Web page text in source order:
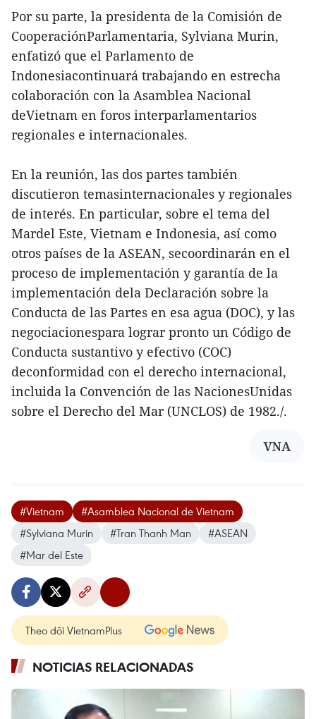
Por su parte, la presidenta de la Comisión de
CooperaciónParlamentaria, Sylviana Murin,
enfatizó que el Parlamento de
Indonesiacontinuará trabajando en estrecha
colaboración con la Asamblea Nacional
deVietnam en foros interparlamentarios
regionales e internacionales.
En la reunión, las dos partes también
discutieron temasinternacionales y regionales
de interés. En particular, sobre el tema del
Mardel Este, Vietnam e Indonesia, así como
otros países de la ASEAN, secoordinarán en el
proceso de implementación y garantía de la
implementación dela Declaración sobre la
Conducta de las Partes en esa agua (DOC), y las
negociacionespara lograr pronto un Código de
Conducta sustantivo y efectivo (COC)
deconformidad con el derecho internacional,
incluida la Convención de las NacionesUnidas
sobre el Derecho del Mar (UNCLOS) de 1982./.
VNA
#Vietnam
#Asamblea Nacional de Vietnam
#Sylviana Murin
#Tran Thanh Man
#ASEAN
#Mar del Este
Theo dõi VietnamPlus
NOTICIAS RELACIONADAS